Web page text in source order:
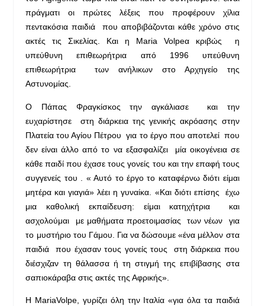
πράγματι οι πρώτες λέξεις που προφέρουν χίλια
πεντακόσια παιδιά που αποβιβάζονται κάθε χρόνο στις
ακτές τις Σικελίας. Και η Maria Volpeα κριβώς η
υπεύθυνη επιθεωρήτρια από 1996 υπεύθυνη
επιθεωρήτρια των ανήλικων στο Αρχηγείο της
Αστυνομίας.
Ο Πάπας Φραγκίσκος την αγκάλιασε και την
ευχαρίστησε στη διάρκεια της γενικής ακρόασης στην
Πλατεία του Αγίου Πέτρου για το έργο που αποτελεί που
δεν είναι άλλο από το να εξασφαλίζει μία οικογένεια σε
κάθε παιδί που έχασε τους γονείς του και την επαφή τους
συγγενείς του . « Αυτό το έργο το καταφέρνω διότι είμαι
μητέρα και γιαγιά» λέει η γυναίκα. «Και διότι επίσης έχω
μια καθολική εκπαίδευση: είμαι κατηχήτρια και
ασχολούμαι με μαθήματα προετοιμασίας των νέων για
το μυστήριο του Γάμου. Για να δώσουμε «ένα μέλλον στα
παιδιά που έχασαν τους γονείς τους στη διάρκεια που
διέσχιζαν τη θάλασσα ή τη στιγμή της επιβίβασης στα
σαπιοκάραβα στις ακτές της Αφρικής».
Η MariaVolpe, γυρίζει όλη την Ιταλία «για όλα τα παιδιά